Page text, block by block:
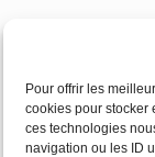
Pour offrir les
cookies pour stocker
ces technologies
navigation ou les ID